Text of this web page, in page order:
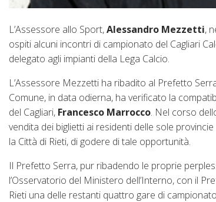
L’Assessore allo Sport,Alessandro Mezzetti,
ospiti alcuni incontri di campionato del Cagliari
delegato agli impianti della Lega Calcio.
L’Assessore Mezzetti ha ribadito al Prefetto
Comune, in data odierna, ha verificato la
del Cagliari, Francesco Marrocco. Nel corso
vendita dei biglietti ai residenti delle sole
la Città di Rieti, di godere di tale opportunità.
Il Prefetto Serra, pur ribadendo le proprie
l’Osservatorio del Ministero dell’Interno, con il
Rieti una delle restanti quattro gare di